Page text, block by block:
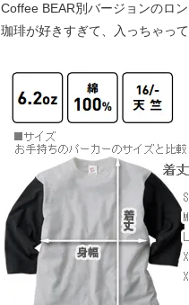
Coffee BEAR別バージョンのロ
珈琲が好きすぎて、入っちゃって